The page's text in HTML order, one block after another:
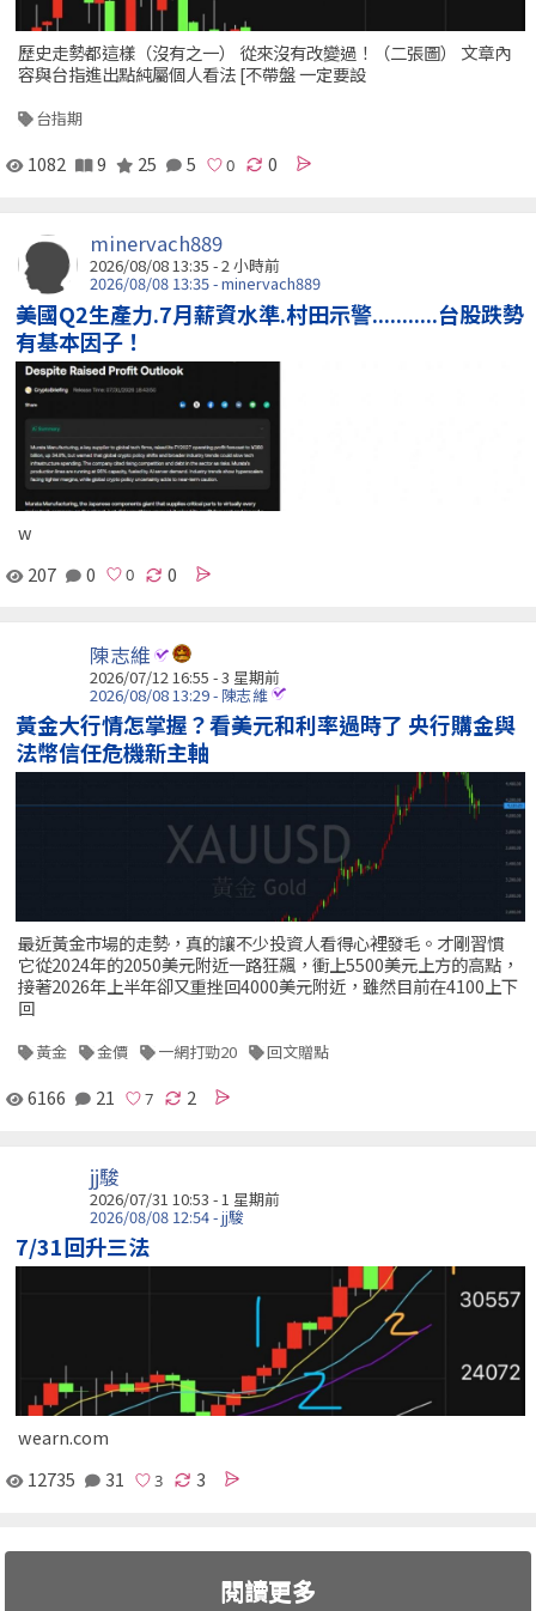
歷史走勢都這樣（沒有之一） 從來沒有改變過！（二張圖） 文章內
容與台指進出點純屬個人看法 [不帶盤 一定要設
台指期
1082 9 25 5 0
minervach889
2026/08/08 13:35 -2 小時前
2026/08/08 13:35 - minervach889
美國Q2生產力.7月薪資水準.村田示警...........台股跌勢
有基本因子！
w
207
0 0
陳志維
2026/07/12 16:55 - 3 星期前
2026/08/08 13:29 - 陳志維
黃金大行情怎掌握？看美元和利率過時了 央行購金與
法幣信任危機新主軸
最近黃金市場的走勢，真的讓不少投資人看得心裡發毛。才剛習慣
它從2024年的2050美元附近一路狂飆，衝上5500美元上方的高點，
接著2026年上半年卻又重挫回4000美元附近，雖然目前在4100上下
回
黃金 金價 一網打勁20 回文贈點
6166 21 2
jj駿
2026/07/31 10:53 - 1 星期前
2026/08/08 12:54 - jj駿
7/31回升三法
wearn.com
12735
31 3
閱讀更多